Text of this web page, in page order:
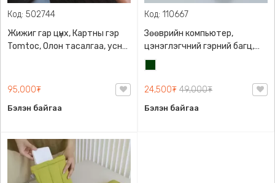
Код: 502744
Жижиг гар цүнх, Картны гэр
Tomtoc, Олон тасалгаа, усны
95,000₮
Бэлэн байгаа
Код: 110667
Зөөврийн компьютер,
цэнэглэгчний гэрний багц,
Notebook case set, PU арьс, Ус
нэвтэрдэггүй
24,500₮ 49,000₮
Бэлэн байгаа